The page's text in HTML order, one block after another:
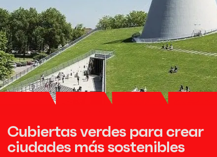
Cubiertas verdes para crear
ciudades más sostenibles